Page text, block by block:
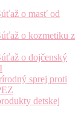
o masť od
o kozmetiku z
o dojčenský
sprej proti
detskej